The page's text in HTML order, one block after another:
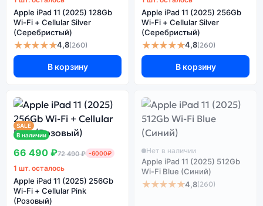
Apple iPad 11 (2025) 128Gb
Wi-Fi + Cellular Silver
(Серебристый)
★★★★★4,8(260)
В корзину
Apple iPad 11 (2025) 256Gb
Wi-Fi + Cellular Silver
(Серебристый)
★★★★★4,8(260)
В корзину
SALE
В наличии
66 490 ₽72 490 ₽ -6000₽
1 шт. осталось
Apple iPad 11 (2025) 256Gb
Wi-Fi + Cellular Pink
(Розовый)
Нет в наличии
Apple iPad 11 (2025) 512Gb
Wi-Fi Blue (Синий)
★★★★★4,8(260)